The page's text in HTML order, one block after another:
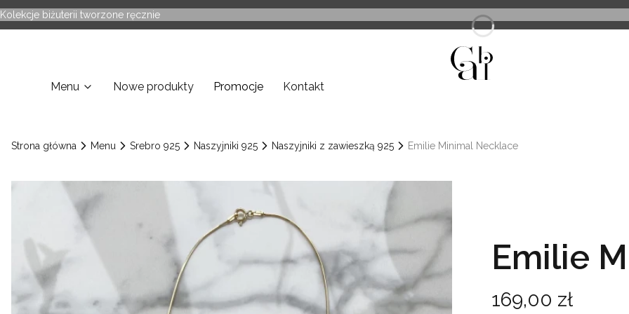
Kolekcje biżuterii tworzone ręcznie
Menu Nowe produkty Promocje Kontakt
Strona główna Menu Srebro 925 Naszyjniki 925 Naszyjniki z zawieszką 925 Emilie Minimal Necklace
Emilie
Cena
169,00 zł